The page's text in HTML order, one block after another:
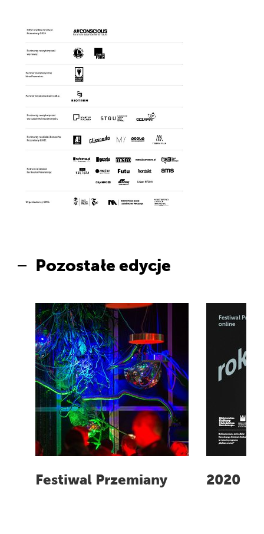
Pozostałe edycje
Festiwal Przemiany 2020